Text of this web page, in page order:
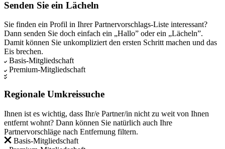
Senden Sie ein Lächeln
Sie finden ein Profil in Ihrer Partnervorschlags-Liste interessant?
Dann senden Sie doch einfach ein „Hallo” oder ein „Lächeln”.
Damit können Sie unkompliziert den ersten Schritt machen und das
Eis brechen.
Basis-Mitgliedschaft
Premium-Mitgliedschaft
Regionale Umkreissuche
Ihnen ist es wichtig, dass Ihr/e Partner/in nicht zu weit von Ihnen
entfernt wohnt? Dann können Sie natürlich auch Ihre
Partnervorschläge nach Entfernung filtern.
Basis-Mitgliedschaft